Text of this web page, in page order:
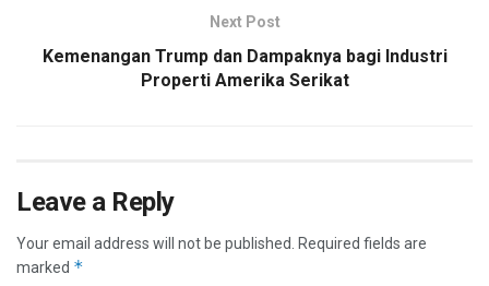
Next Post
Kemenangan Trump dan Dampaknya bagi Industri
Properti Amerika Serikat
Leave a Reply
Your email address will not be published.
Required fields are
marked *